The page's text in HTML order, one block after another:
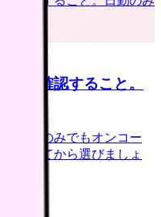
に確認すること。
日勤のみでもオンコー
認してから選びましょ